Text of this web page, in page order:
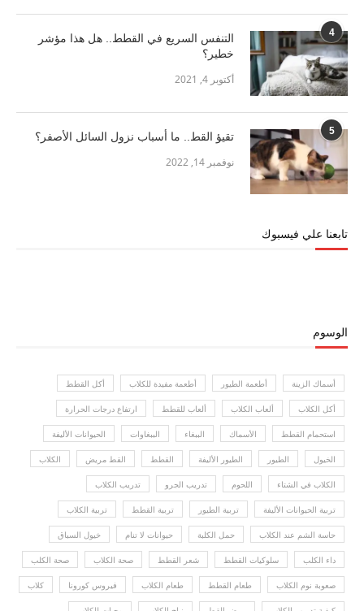
4
التنفس السريع في القطط.. هل هذا مؤشر
خطير؟
أكتوبر 4, 2021
5 تقيؤ القط.. ما أسباب نزول السائل الأصفر؟
نوفمبر 14, 2022
تابعنا علي فيسبوك
الوسوم
أسماك الزينة أطعمة الطيور أطعمة مفيدة للكلاب أكل القطط
أكل الكلاب ألعاب الكلاب ألعاب للقطط ارتفاع درجات الحرارة
استحمام القطط الأسماك الببغاء الببغاوات الحيوانات الأليفة
الخيول الطيور الطيور الأليفة القطط القط مريض الكلاب
الكلاب في الشتاء اللحوم تدريب الجرو تدريب الكلاب
تربية الحيوانات الأليفة تربية الطيور تربية القطط تربية الكلاب
حاسة الشم عند الكلاب حمل الكلبة حيوانات لا تنام خيول السباق
داء الكلب سلوكيات القطط شعر القطط صحة الكلاب صحة الكلب
صعوبة نوم الكلاب طعام القطط طعام الكلاب فيروس كورونا كلاب